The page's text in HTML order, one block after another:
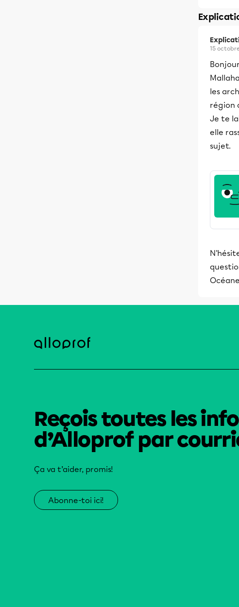
15
les
région
Je te
elle
sujet.
Reçois toutes les
d’Alloprof par
Ça va t’aider, promis!
Abonne-toi ici!